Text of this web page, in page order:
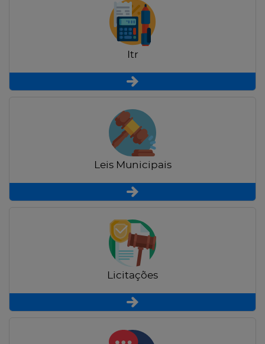
Itr
Leis Municipais
Licitações